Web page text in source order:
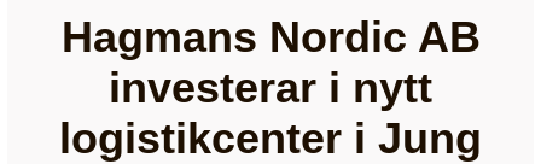
Hagmans Nordic AB
investerar i nytt
logistikcenter i Jung